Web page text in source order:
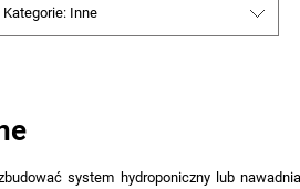
Kategorie: Inne
system hydroponiczny lub